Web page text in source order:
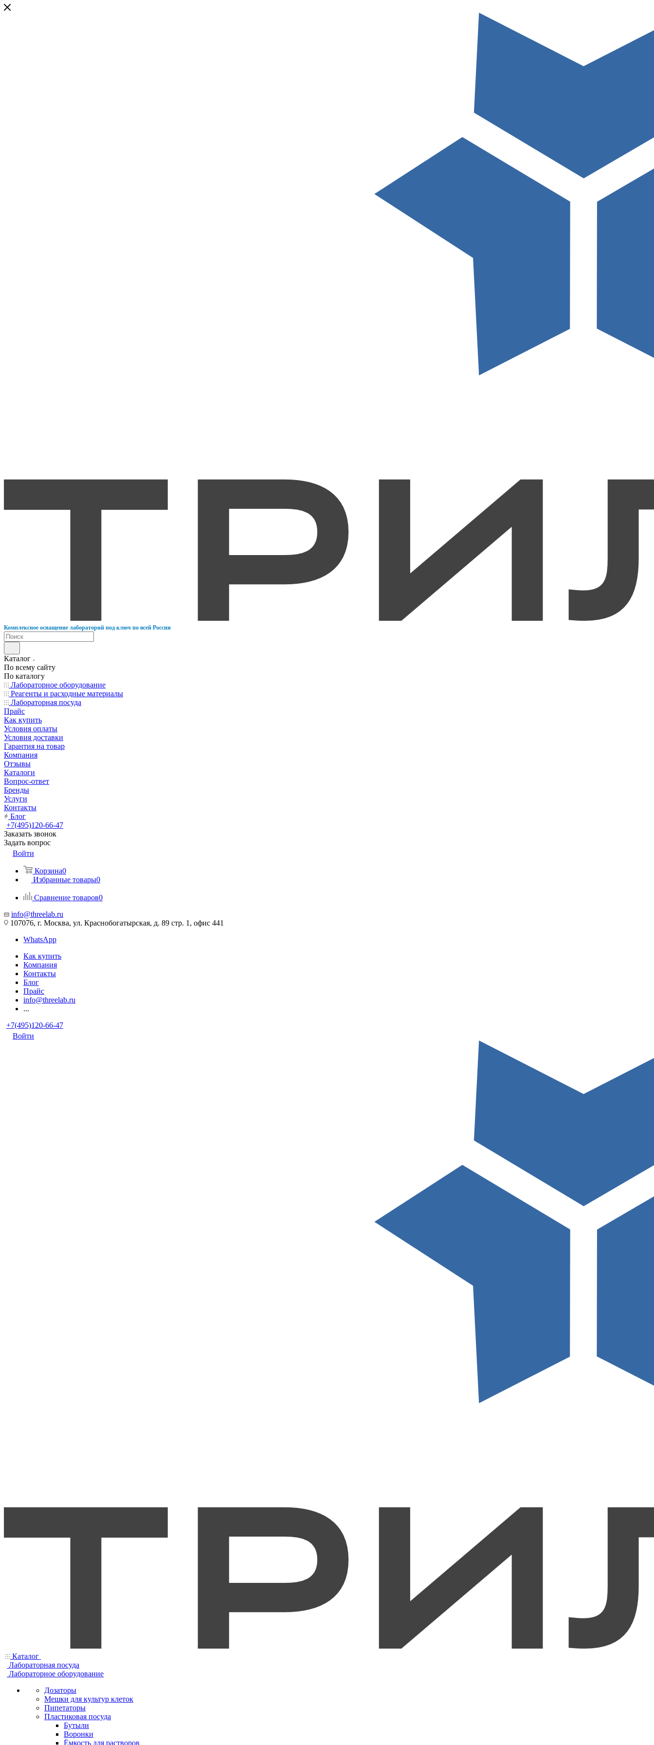
Комплексное оснащение лабораторий под ключ по всей России
Каталог
По всему сайту
По каталогу
Лабораторное оборудование
Реагенты и расходные материалы
Лабораторная посуда
Прайс
Как купить
Условия оплаты
Условия доставки
Гарантия на товар
Компания
Отзывы
Каталоги
Вопрос-ответ
Бренды
Услуги
Контакты
Блог
+7(495)120-66-47
Заказать звонок
Задать вопрос
Войти
Корзина0
Избранные товары0
Сравнение товаров0
info@threelab.ru
107076, г. Москва, ул. Краснобогатырская, д. 89 стр. 1, офис 441
WhatsApp
Как купить
Компания
Контакты
Блог
Прайс
info@threelab.ru
...
+7(495)120-66-47
Войти
Каталог
Лабораторная посуда
Лабораторное оборудование
Дозаторы
Мешки для культур клеток
Пипетаторы
Пластиковая посуда
Бутыли
Воронки
Ёмкость для растворов